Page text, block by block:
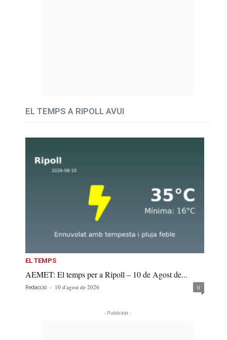
EL TEMPS A RIPOLL AVUI
EL TEMPS
AEMET: El temps per a Ripoll – 10 de Agost de...
Redacció - 10 d'agost de 2026 0
- Publicitat -